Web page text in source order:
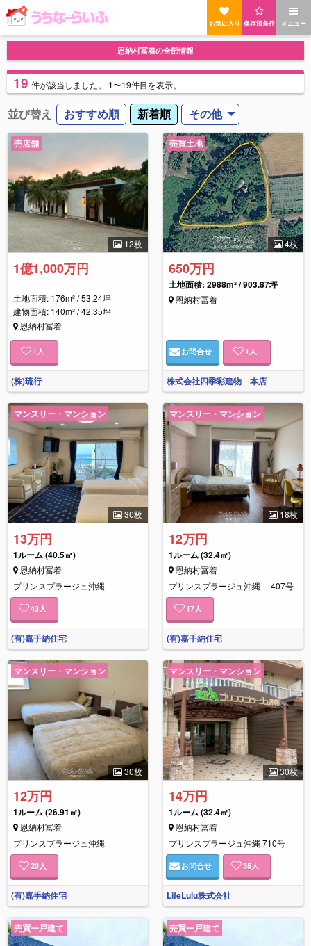
メニュー
保存済条件
お気に入り
恩納村冨着の全部情報
19 件が該当しました。 1〜19件目を表示。
並び替え おすすめ順 新着順 その他
12枚
売店舗
1億1,000万円
-
土地面積: 176m² / 53.24坪
建物面積: 140m² / 42.35坪
恩納村冨着
1 人
(株)琉行
4枚
売買土地
650万円
土地面積: 2988m² / 903.87坪
恩納村冨着
お問合せ 1 人
株式会社四季彩建物 本店
30枚
マンスリー・マンション
13万円
1ルーム(40.5㎡)
恩納村冨着
プリンスプラージュ沖縄
43人
(有)嘉手納住宅
18枚
マンスリー・マンション
12万円
1ルーム(32.4㎡)
恩納村冨着
プリンスプラージュ沖縄 407号
17人
(有)嘉手納住宅
30枚
マンスリー・マンション
12万円
1ルーム(26.91㎡)
恩納村冨着
プリンスプラージュ沖縄
20人
(有)嘉手納住宅
30枚
マンスリー・マンション
14万円
1ルーム(32.4㎡)
恩納村冨着
プリンスプラージュ沖縄 710号
お問合せ 35人
LifeLulu株式会社
売買一戸建て 売買一戸建て